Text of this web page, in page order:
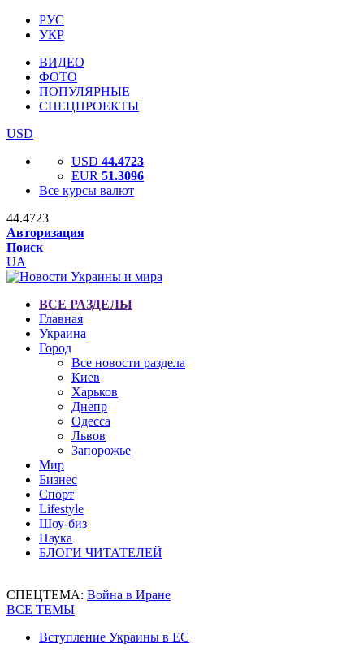
РУС
УКР
ВИДЕО
ФОТО
ПОПУЛЯРНЫЕ
СПЕЦПРОЕКТЫ
USD
USD 44.4723
EUR 51.3096
Все курсы валют
44.4723
Авторизация
Поиск
UA
ВСЕ РАЗДЕЛЫ
Главная
Украина
Город
Все новости раздела
Киев
Харьков
Днепр
Одесса
Львов
Запорожье
Мир
Бизнес
Спорт
Lifestyle
Шоу-биз
Наука
БЛОГИ ЧИТАТЕЛЕЙ
СПЕЦТЕМА: Война в Иране
ВСЕ ТЕМЫ
Вступление Украины в ЕС